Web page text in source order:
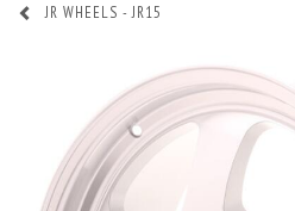
JR WHEELS - JR15